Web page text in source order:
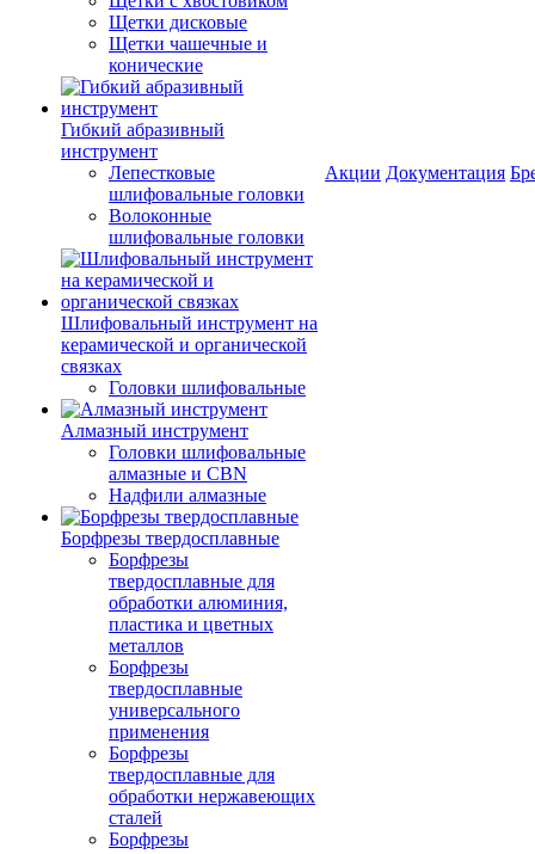
Щетки дисковые
Щетки чашечные и
конические
Гибкий абразивный
инструмент
Лепестковые
шлифовальные головки
Волоконные
шлифовальные головки
Шлифовальный инструмент на
керамической и органической
связках
Головки шлифовальные
Алмазный инструмент
Головки шлифовальные
алмазные и CBN
Надфили алмазные
Борфрезы твердосплавные
Борфрезы
твердосплавные для
обработки алюминия,
пластика и цветных
металлов
Борфрезы
твердосплавные
универсального
применения
Борфрезы
твердосплавные для
обработки нержавеющих
сталей
Борфрезы
Акции Документация